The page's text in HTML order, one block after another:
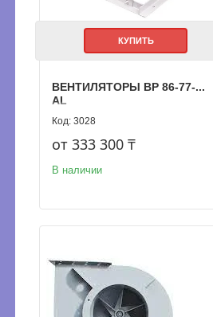
КУПИТЬ
ВЕНТИЛЯТОРЫ ВР 86-77-...
AL
3028
от 333 300 ₸
В наличии